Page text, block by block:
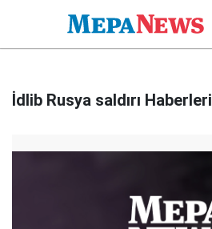
İdlib Rusya saldırı Haberleri